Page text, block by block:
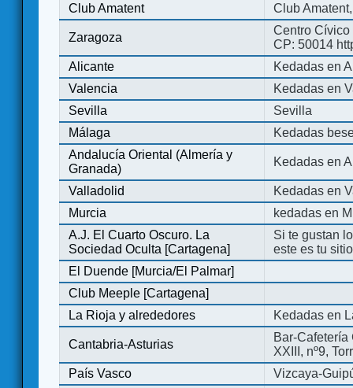
Club Amatent
Club
Zaragoza
Centro Cívico
CP: 50014
Alicante
Kedadas en
Valencia
Kedadas en
Sevilla
Sevilla
Málaga
Kedadas
Andalucía Oriental (Almería y
Granada)
Kedadas en
Valladolid
Kedadas en
Murcia
kedadas en
A.J. El Cuarto Oscuro. La
Sociedad Oculta [Cartagena]
Si te gustan
este es tu
El Duende [Murcia/El Palmar]
Club Meeple [Cartagena]
La Rioja y alrededores
Kedadas en
Cantabria-Asturias
Bar-
XXIII, nº9,
País Vasco
Vizcaya-